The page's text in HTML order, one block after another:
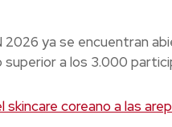
2026 ya se encuentran
superior a los 3.000
skincare coreano a las